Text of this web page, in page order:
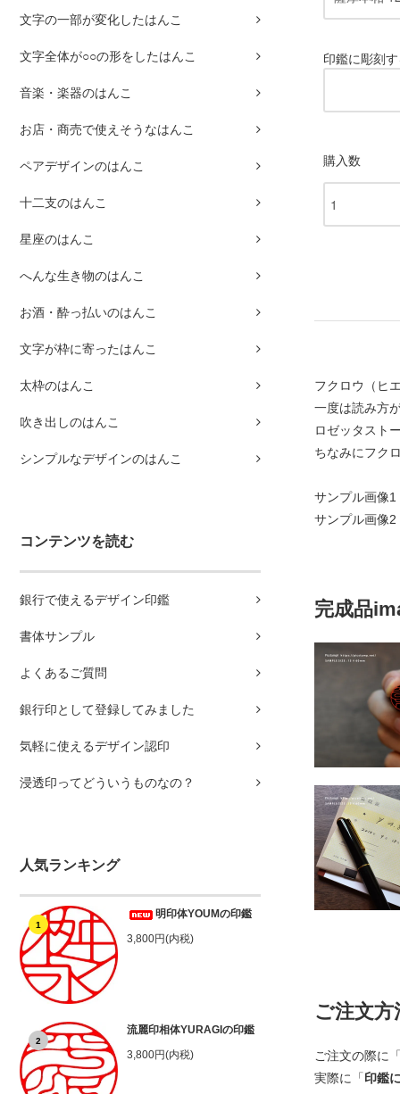
文字の一部が変化したはんこ
文字全体が○○の形をしたはんこ
音楽・楽器のはんこ
お店・商売で使えそうなはんこ
ペアデザインのはんこ
十二支のはんこ
星座のはんこ
へんな生き物のはんこ
お酒・酔っ払いのはんこ
文字が枠に寄ったはんこ
太枠のはんこ
吹き出しのはんこ
シンプルなデザインのはんこ
コンテンツを読む
銀行で使えるデザイン印鑑
書体サンプル
よくあるご質問
銀行印として登録してみました
気軽に使えるデザイン認印
浸透印ってどういうものなの？
人気ランキング
1
明印体YOUMの印鑑
3,800円(内税)
2
流麗印相体YURAGIの印鑑
3,800円(内税)
印鑑に彫刻
購入数
フクロウ（ヒ
一度は読み方
ロゼッタスト
ちなみにフク
サンプル画像
サンプル画像
完成品
ご注文方
ご注文の際に
実際に「印鑑